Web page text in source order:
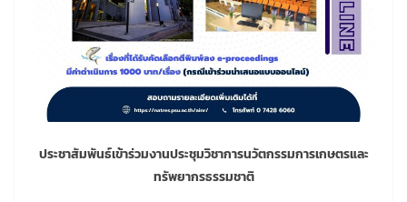
ประชาสัมพันธ์เข้าร่วมงานประชุมวิชาการนวัตกรรมการเกษตรและ
ทรัพยากรธรรมชาติ